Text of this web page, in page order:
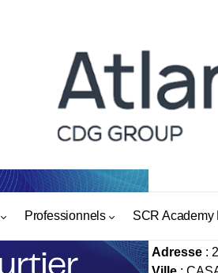
Professionnels SCR Academy
AFRIC
Adresse :